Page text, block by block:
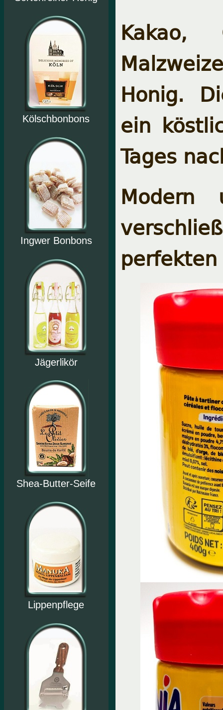
Kölschbonbons
Ingwer Bonbons
Jägerlikör
Shea-Butter-Seife
Lippenpflege
Kakao,
Honig.
ein
Tages